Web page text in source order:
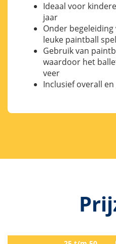
Ideaal voor
jaar
Onder
leuke paintball
Gebruik van
waardoor het
veer
Inclusief overall